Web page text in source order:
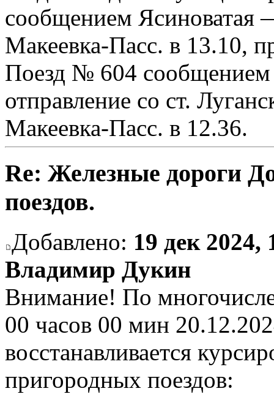
сообщением Ясиноватая
Макеевка-Пасс. в 13.10,
Поезд № 604
отправление со ст.
Макеевка-Пасс. в 12.36.
Re: Железные дороги
поездов.
Добавлено: 19 дек 2024,
Владимир Дукин
Внимание! По
00 часов 00 мин
восстанавливается
пригородных поездов: